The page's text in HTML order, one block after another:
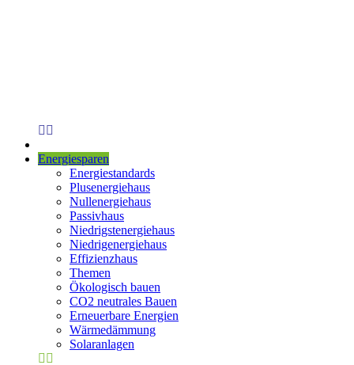
Energiesparen
Energiestandards
Plusenergiehaus
Nullenergiehaus
Passivhaus
Niedrigstenergiehaus
Niedrigenergiehaus
Effizienzhaus
Themen
Ökologisch bauen
CO2 neutrales Bauen
Erneuerbare Energien
Wärmedämmung
Solaranlagen